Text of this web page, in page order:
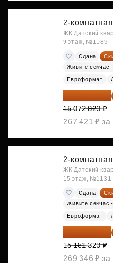
2-
ЖК Датский
9 этаж, №1089
Сдана
Живите сейчас
Евроформат
11 606 071 ₽
15 072 820 ₽
267 421 ₽ за
2-
ЖК Датский
15 этаж, №1131
Сдана
Живите сейчас
Евроформат
11 689 616 ₽
15 181 320 ₽
269 346 ₽ за